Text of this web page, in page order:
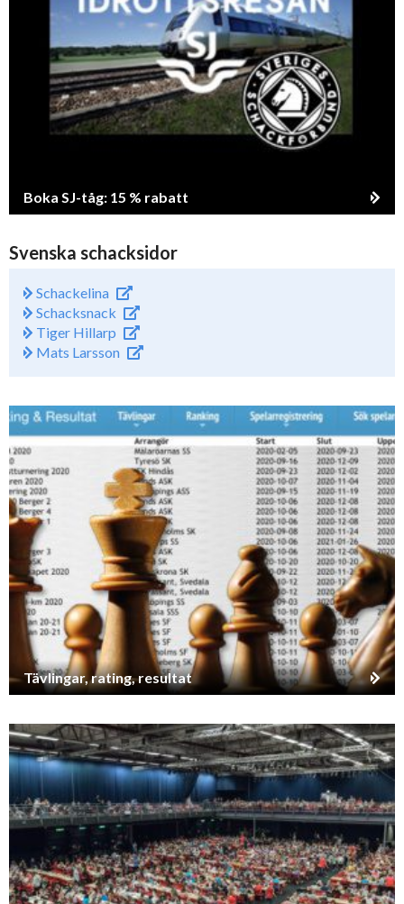
Boka SJ-tåg: 15 % rabatt
Svenska schacksidor
Schackelina
Schacksnack
Tiger Hillarp
Mats Larsson
Tävlingar, rating, resultat